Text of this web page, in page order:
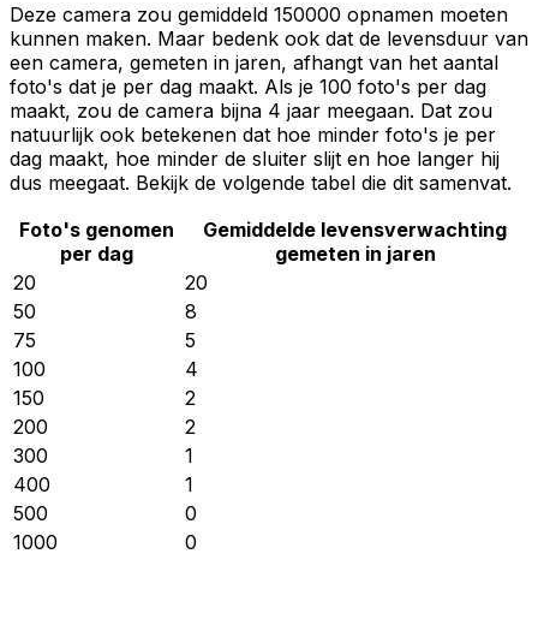
Deze camera zou gemiddeld 150000 opnamen moeten
kunnen maken. Maar bedenk ook dat de levensduur van
een camera, gemeten in jaren, afhangt van het aantal
foto's dat je per dag maakt. Als je 100 foto's per dag
maakt, zou de camera bijna 4 jaar meegaan. Dat zou
natuurlijk ook betekenen dat hoe minder foto's je per
dag maakt, hoe minder de sluiter slijt en hoe langer hij
dus meegaat. Bekijk de volgende tabel die dit samenvat.
Foto's genomen
per dag
Gemiddelde levensverwachting
gemeten in jaren
20
20
50
8
75
5
100
4
150
2
200
2
300
1
400
1
500
0
1000
0